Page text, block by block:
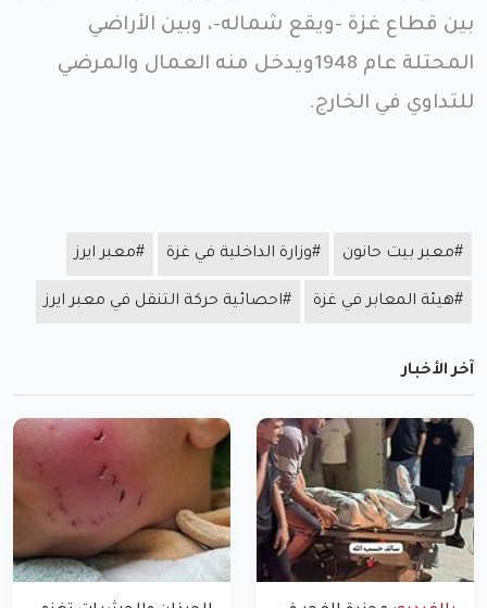
بين قطاع غزة -ويقع شماله-، وبين الأراضي
المحتلة عام 1948ويدخل منه العمال والمرضي
للتداوي في الخارج.
#معبر بيت حانون #وزارة الداخلية في غزة #معبر ايرز
#هيئة المعابر في غزة #احصائية حركة التنقل في معبر ايرز
آخر الأخبار